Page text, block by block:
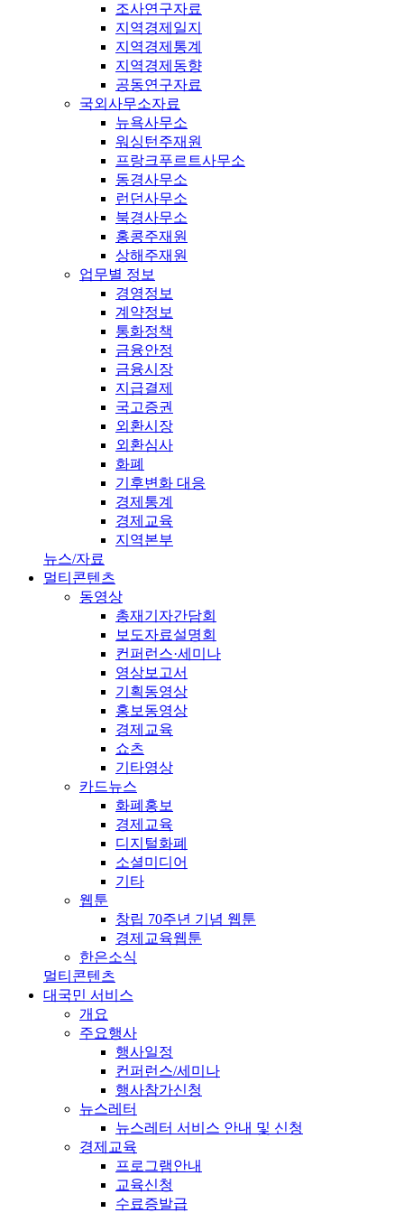
조사연구자료
지역경제일지
지역경제통계
지역경제동향
공동연구자료
국외사무소자료
뉴욕사무소
워싱턴주재원
프랑크푸르트사무소
동경사무소
런던사무소
북경사무소
홍콩주재원
상해주재원
업무별 정보
경영정보
계약정보
통화정책
금융안정
금융시장
지급결제
국고증권
외환시장
외환심사
화폐
기후변화 대응
경제통계
경제교육
지역본부
뉴스/자료
멀티콘텐츠
동영상
총재기자간담회
보도자료설명회
컨퍼런스·세미나
영상보고서
기획동영상
홍보동영상
경제교육
쇼츠
기타영상
카드뉴스
화폐홍보
경제교육
디지털화폐
소셜미디어
기타
웹툰
창립 70주년 기념 웹툰
경제교육웹툰
한은소식
멀티콘텐츠
대국민 서비스
개요
주요행사
행사일정
컨퍼런스/세미나
행사참가신청
뉴스레터
뉴스레터 서비스 안내 및 신청
경제교육
프로그램안내
교육신청
수료증발급